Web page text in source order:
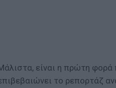
είναι η πρώτη φορά
το ρεπορτάζ